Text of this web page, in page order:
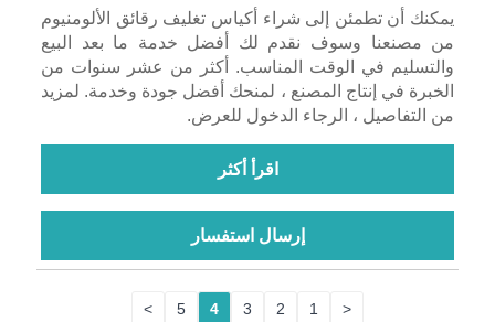
يمكنك أن تطمئن إلى شراء أكياس تغليف رقائق الألومنيوم
من مصنعنا وسوف نقدم لك أفضل خدمة ما بعد البيع
والتسليم في الوقت المناسب. أكثر من عشر سنوات من
الخبرة في إنتاج المصنع ، لمنحك أفضل جودة وخدمة. لمزيد
من التفاصيل ، الرجاء الدخول للعرض.
اقرأ أكثر
إرسال استفسار
<
1
2
3
4
5
>